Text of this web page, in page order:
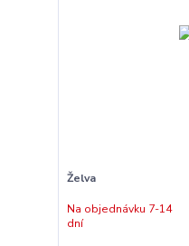
Želva
Na objednávku 7-14
dní